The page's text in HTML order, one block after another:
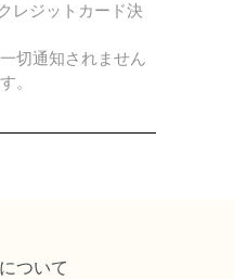
レジットカード決
切通知されません
。
ついて